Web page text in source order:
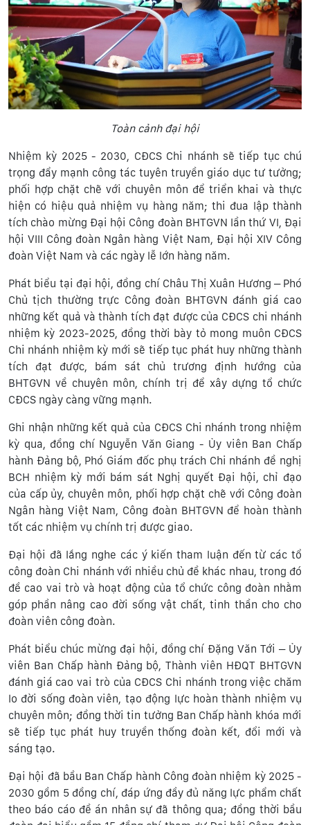
Toàn cảnh đại hội
Nhiệm kỳ 2025 - 2030, CĐCS Chi nhánh sẽ tiếp tục chú
trọng đẩy mạnh công tác tuyên truyền giáo dục tư tưởng;
phối hợp chặt chẽ với chuyên môn để triển khai và thực
hiện có hiệu quả nhiệm vụ hàng năm; thi đua lập thành
tích chào mừng Đại hội Công đoàn BHTGVN lần thứ VI, Đại
hội VIII Công đoàn Ngân hàng Việt Nam, Đại hội XIV Công
đoàn Việt Nam và các ngày lễ lớn hàng năm.
Phát biểu tại đại hội, đồng chí Châu Thị Xuân Hương – Phó
Chủ tịch thường trực Công đoàn BHTGVN đánh giá cao
những kết quả và thành tích đạt được của CĐCS chi nhánh
nhiệm kỳ 2023-2025, đồng thời bày tỏ mong muôn CĐCS
Chi nhánh nhiệm kỳ mới sẽ tiếp tục phát huy những thành
tích đạt được, bám sát chủ trương định hướng của
BHTGVN về chuyên môn, chính trị để xây dựng tổ chức
CĐCS ngày càng vững mạnh.
Ghi nhận những kết quả của CĐCS Chi nhánh trong nhiệm
kỳ qua, đồng chí Nguyễn Văn Giang - Ủy viên Ban Chấp
hành Đảng bộ, Phó Giám đốc phụ trách Chi nhánh đề nghị
BCH nhiệm kỳ mới bám sát Nghị quyết Đại hội, chỉ đạo
của cấp ủy, chuyên môn, phối hợp chặt chẽ với Công đoàn
Ngân hàng Việt Nam, Công đoàn BHTGVN để hoàn thành
tốt các nhiệm vụ chính trị được giao.
Đại hội đã lắng nghe các ý kiến tham luận đến từ các tổ
công đoàn Chi nhánh với nhiều chủ đề khác nhau, trong đó
đề cao vai trò và hoạt động của tổ chức công đoàn nhằm
góp phần nâng cao đời sống vật chất, tinh thần cho cho
đoàn viên công đoàn.
Phát biểu chúc mừng đại hội, đồng chí Đặng Văn Tới – Ủy
viên Ban Chấp hành Đảng bộ, Thành viên HĐQT BHTGVN
đánh giá cao vai trò của CĐCS Chi nhánh trong việc chăm
lo đời sống đoàn viên, tạo động lực hoàn thành nhiệm vụ
chuyên môn; đồng thời tin tưởng Ban Chấp hành khóa mới
sẽ tiếp tục phát huy truyền thống đoàn kết, đổi mới và
sáng tạo.
Đại hội đã bầu Ban Chấp hành Công đoàn nhiệm kỳ 2025 -
2030 gồm 5 đồng chí, đáp ứng đầy đủ năng lực phẩm chất
theo báo cáo đề án nhân sự đã thông qua; đồng thời bầu